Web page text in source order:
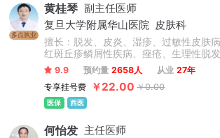
多点执业
黄桂琴 副主任医师
复旦大学附属华山医院
皮肤科
擅长：脱发、皮炎、湿疹、过敏性皮肤
红斑丘疹鳞屑性疾病、痤疮、生理性脱
脱发、荨麻疹、过敏性湿疹、银屑病、
炎、鱼鳞病、皮肤囊肿、疣、真菌性皮
病、动物性皮肤病。
9.9 预约量 2658人 从业 27年
专享挂号费
￥22.00 ￥0.00
医保 西医
何怡发 主任医师